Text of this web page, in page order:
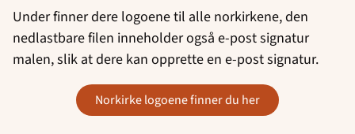
Under finner dere logoene til alle norkirkene, den
nedlastbare filen inneholder også e-post signatur
malen, slik at dere kan opprette en e-post signatur.
norkirke logoene finner du her